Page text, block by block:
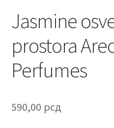
Cveće
Delivery
Destilati
FAQ
Jasmine
prostora
Perfumes
590,00 рсд